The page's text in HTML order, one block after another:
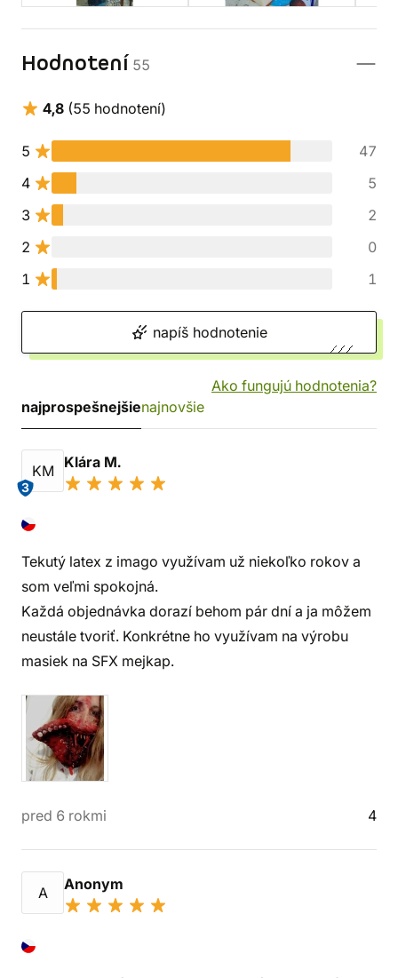
Hodnotení 55
4,8 (55 hodnotení)
5
47
4
5
3
2
2
0
1
1
napíš hodnotenie
Ako fungujú hodnotenia?
najprospešnejšienajnovšie
KM
3
Klára M.
Tekutý latex z imago využívam už niekoľko rokov a
som veľmi spokojná.
Každá objednávka dorazí behom pár dní a ja môžem
neustále tvoriť. Konkrétne ho využívam na výrobu
masiek na SFX mejkap.
pred 6 rokmi 4
A Anonym